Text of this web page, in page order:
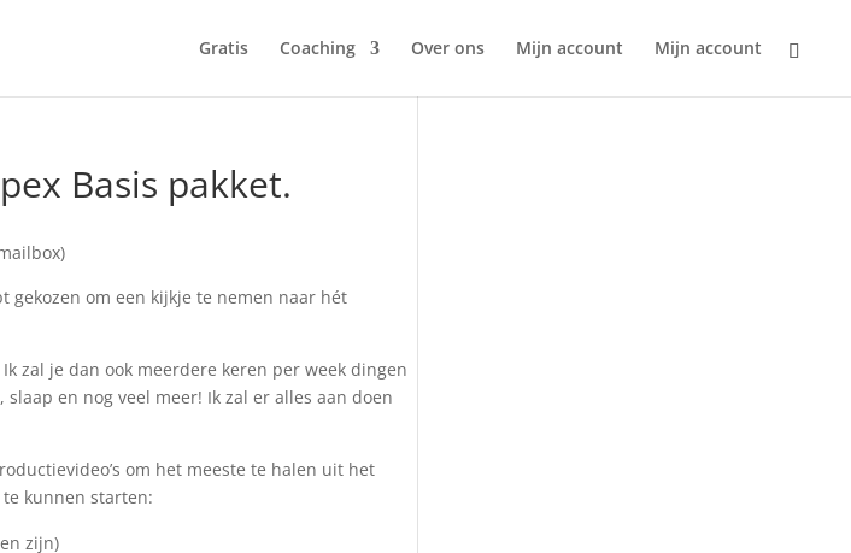
Gratis Coaching Over ons Mijn account Mijn account
Basis pakket.
gekozen om een kijkje te nemen naar hét
zal je dan ook meerdere keren per week dingen
en nog veel meer! Ik zal er alles aan doen
om het meeste te halen uit het
kunnen starten:
zijn)